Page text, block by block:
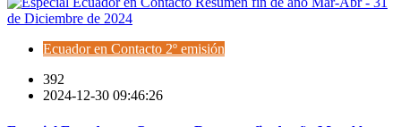
Ecuador en Contacto 2º emisión
392
2024-12-30 09:46:26